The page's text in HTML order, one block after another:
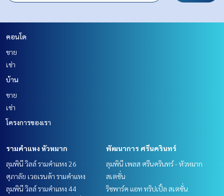
คอนโด
ขาย
เช่า
บ้าน
ขาย
เช่า
โครงการของเรา
รามคำแหง หัวหมาก
ลุมพินี วิลล์ รามคำแหง 26
ศุภาลัย เวอเรนด้า รามคำแหง
ลุมพินี วิลล์ รามคำแหง 44
พัฒนาการ ศรีนครินทร์
ลุมพินี เพลส ศรีนครินทร์ - หัวหมาก
สเตชั่น
ริชพาร์ค แอท ทริปเปิ้ล สเตชั่น